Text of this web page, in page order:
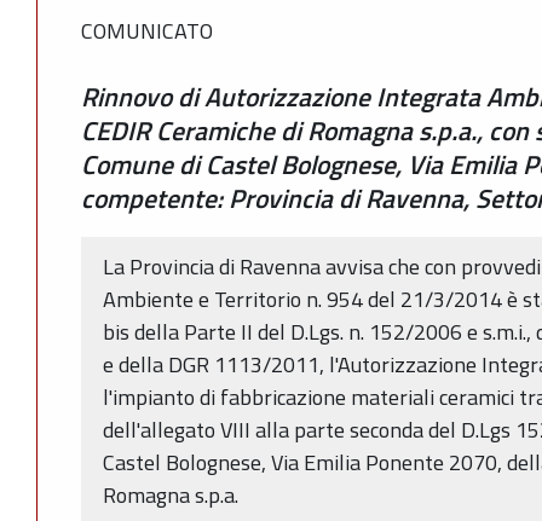
COMUNICATO
Rinnovo di Autorizzazione Integrata
CEDIR Ceramiche di Romagna s.p.a.,
Comune di Castel Bolognese, Via Emilia
competente: Provincia di Ravenna,
La Provincia di Ravenna avvisa che con
Ambiente e Territorio n. 954 del 21/3/2014 è
bis della Parte II del D.Lgs. n. 152/2006 e
e della DGR 1113/2011, l'Autorizzazione
l'impianto di fabbricazione materiali ceramici
dell'allegato VIII alla parte seconda del D.Lgs
Castel Bolognese, Via Emilia Ponente 2070,
Romagna s.p.a.